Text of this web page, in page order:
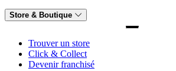
Store & Boutique
Trouver un store
Click & Collect
Devenir franchisé